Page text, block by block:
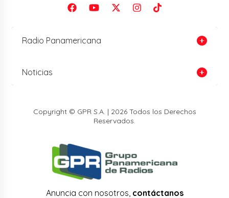
Radio Panamericana
Noticias
Copyright © GPR S.A. | 2026 Todos los Derechos
Reservados.
Anuncia con nosotros, contáctanos